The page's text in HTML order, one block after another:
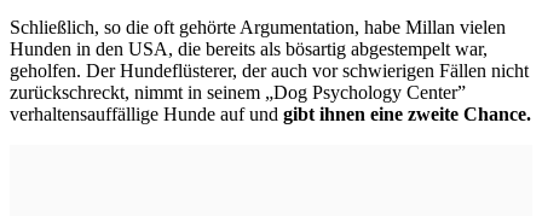
Schließlich, so die oft gehörte Argumentation, habe Millan vielen
Hunden in den USA, die bereits als bösartig abgestempelt war,
geholfen. Der Hundeflüsterer, der auch vor schwierigen Fällen nicht
zurückschreckt, nimmt in seinem „Dog Psychology Center”
verhaltensauffällige Hunde auf und gibt ihnen eine zweite Chance.